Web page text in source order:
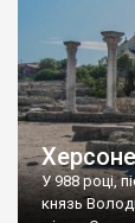
У 988 році,
князь